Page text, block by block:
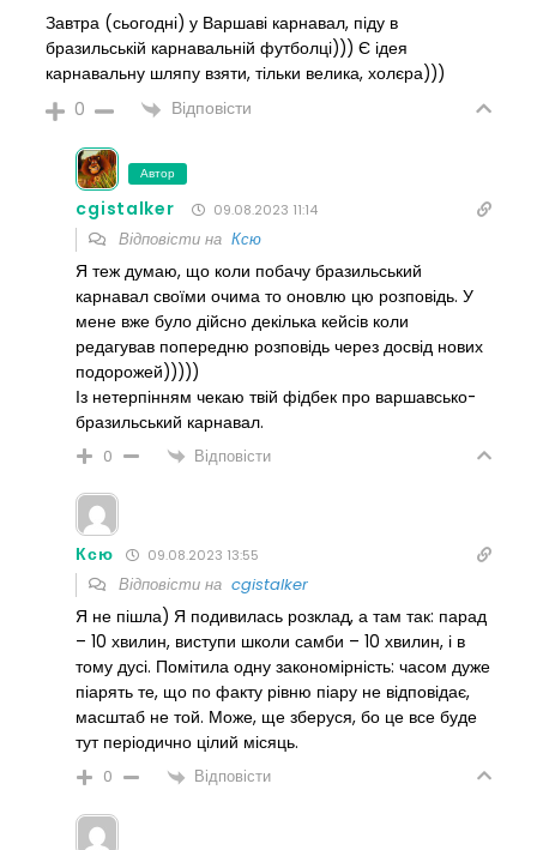
Завтра (сьогодні) у Варшаві карнавал, піду в
бразильській карнавальній футболці))) Є ідея
карнавальну шляпу взяти, тільки велика, холєра)))
0 Відповісти
Автор
cgistalker 09.08.2023 11:14
Відповісти наКсю
Я теж думаю, що коли побачу бразильський
карнавал своїми очима то оновлю цю розповідь. У
мене вже було дійсно декілька кейсів коли
редагував попередню розповідь через досвід нових
подорожей)))))
Із нетерпінням чекаю твій фідбек про варшавсько-
бразильський карнавал.
0
Відповісти
Ксю 09.08.2023 13:55
Відповісти наcgistalker
Я не пішла) Я подивилась розклад, а там так: парад
– 10 хвилин, виступи школи самби – 10 хвилин, і в
тому дусі. Помітила одну закономірність: часом дуже
піарять те, що по факту рівню піару не відповідає,
масштаб не той. Може, ще зберуся, бо це все буде
тут періодично цілий місяць.
0
Відповісти